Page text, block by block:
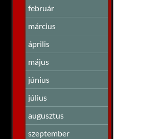
február
március
április
május
június
július
augusztus
szeptember